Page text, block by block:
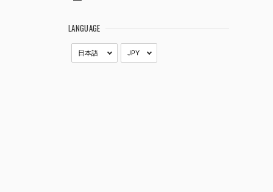
LANGUAGE